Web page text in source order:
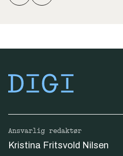
Ansvarlig redaktør
Kristina Fritsvold Nilsen